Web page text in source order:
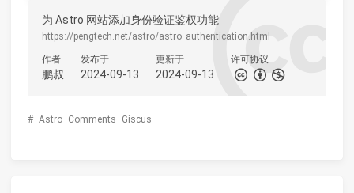
为 Astro 网站添加身份验证鉴权功能
https://pengtech.net/astro/astro_authentication.html
作者
鹏叔
发布于
2024-09-13
更新于
2024-09-13
许可协议
# Astro Comments Giscus